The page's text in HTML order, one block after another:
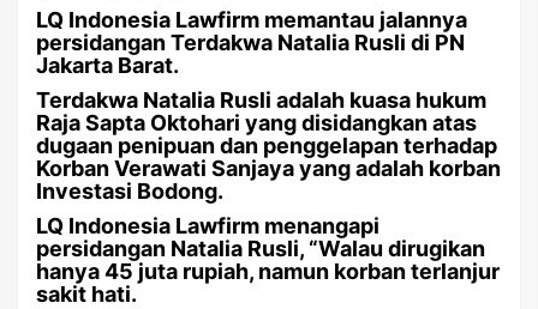
LQ Indonesia Lawfirm memantau jalannya
persidangan Terdakwa Natalia Rusli di PN
Jakarta Barat.
Terdakwa Natalia Rusli adalah kuasa hukum
Raja Sapta Oktohari yang disidangkan atas
dugaan penipuan dan penggelapan terhadap
Korban Verawati Sanjaya yang adalah korban
Investasi Bodong.
LQ Indonesia Lawfirm menangapi
persidangan Natalia Rusli, “Walau dirugikan
hanya 45 juta rupiah, namun korban terlanjur
sakit hati.